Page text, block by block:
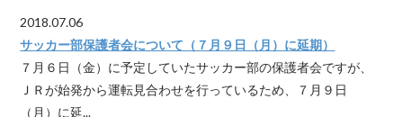
2018.07.06
サッカー部保護者会について（７月９日（月）に延期）
７月６日（金）に予定していたサッカー部の保護者会ですが、
ＪＲが始発から運転見合わせを行っているため、７月９日
（月）に延...